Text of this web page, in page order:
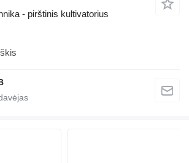
- pirštinis kultivatorius